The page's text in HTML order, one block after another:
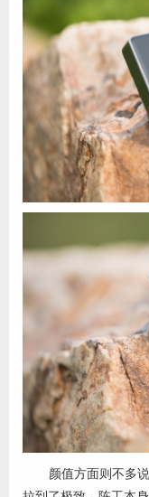
颜值方面则不多